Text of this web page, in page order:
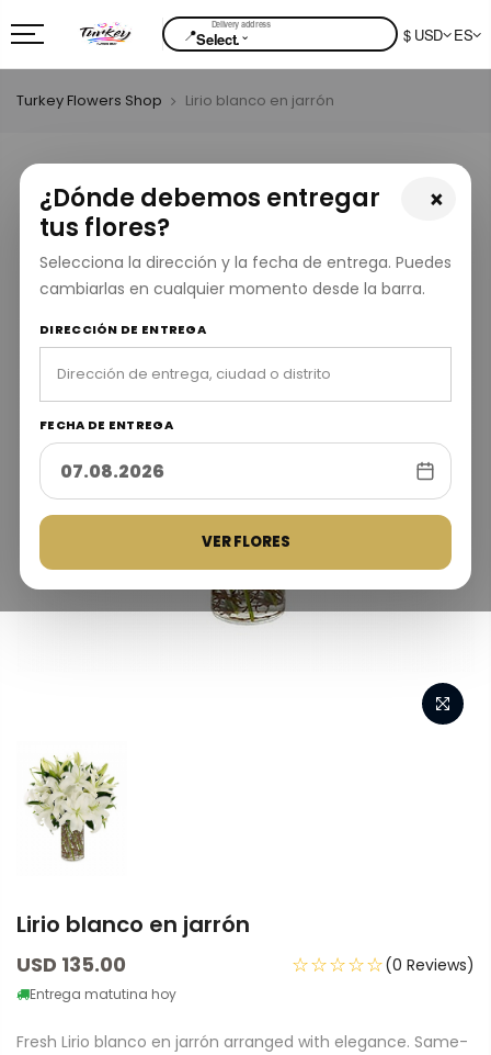
📍Select.⌄ $ USD ES
×
¿Dónde debemos entregar
tus flores?
Selecciona la dirección y la fecha de entrega. Puedes
cambiarlas en cualquier momento desde la barra.
DIRECCIÓN DE ENTREGA
FECHA DE ENTREGA
VER FLORES
Turkey Flowers Shop Lirio blanco en jarrón
Lirio blanco en jarrón
USD 135.00
Entrega matutina hoy
☆☆☆☆☆(0 Reviews)
Fresh Lirio blanco en jarrón arranged with elegance. Same-